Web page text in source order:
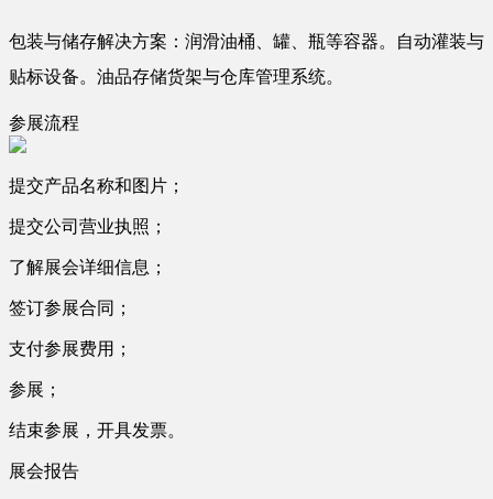
包装与储存解决方案：润滑油桶、罐、瓶等容器。自动灌装与
贴标设备。油品存储货架与仓库管理系统。
参展流程
提交产品名称和图片；
提交公司营业执照；
了解展会详细信息；
签订参展合同；
支付参展费用；
参展；
结束参展，开具发票。
展会报告